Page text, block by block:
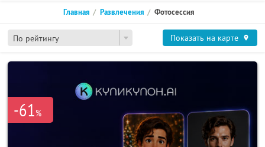
По рейтингу
Главная Развлечения Фотосессия
Показать на карте
-61%